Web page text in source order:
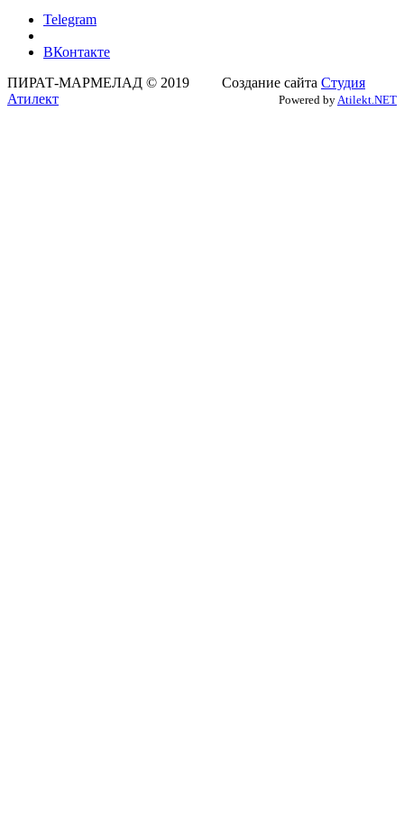
Telegram
ВКонтакте
ПИРАТ-МАРМЕЛАД © 2019 Создание сайта Студия
Атилект
Powered byAtilekt.NET